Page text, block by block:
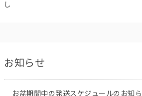
し
お知らせ
お盆期間中の発送スケジュールのお知